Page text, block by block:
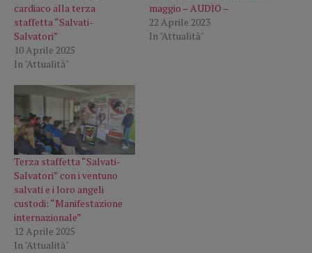
cardiaco alla terza
staffetta “Salvati-
Salvatori”
10 Aprile 2025
In "Attualità"
maggio – AUDIO –
22 Aprile 2023
In "Attualità"
Terza staffetta “Salvati-
Salvatori” con i ventuno
salvati e i loro angeli
custodi: “Manifestazione
internazionale”
12 Aprile 2025
In "Attualità"